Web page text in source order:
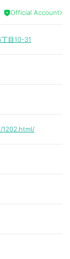
Official Account
目10-31
1202.html/